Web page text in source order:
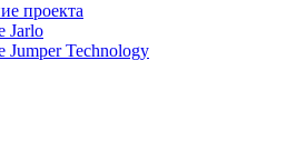
проекта
Jarlo
Jumper Technology